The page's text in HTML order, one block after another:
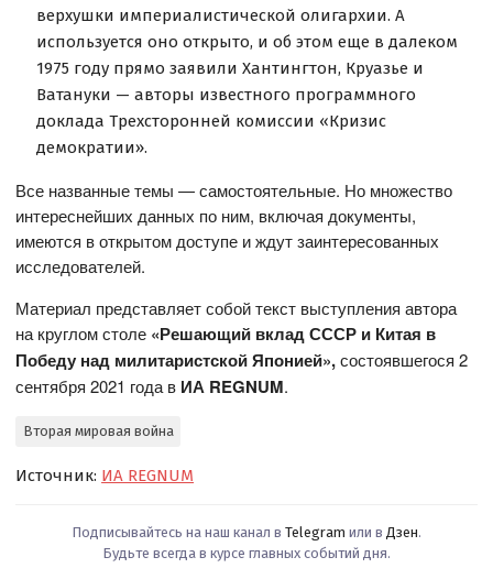
верхушки империалистической олигархии. А
используется оно открыто, и об этом еще в далеком
1975 году прямо заявили Хантингтон, Круазье и
Ватануки — авторы известного программного
доклада Трехсторонней комиссии «Кризис
демократии».
Все названные темы — самостоятельные. Но множество
интереснейших данных по ним, включая документы,
имеются в открытом доступе и ждут заинтересованных
исследователей.
Материал представляет собой текст выступления автора
на круглом столе «Решающий вклад СССР и Китая в
Победу над милитаристской Японией»,состоявшегося 2
сентября 2021 года в ИА REGNUM.
Вторая мировая война
Источник: ИА REGNUM
Подписывайтесь на наш канал в Telegram или в Дзен.
Будьте всегда в курсе главных событий дня.